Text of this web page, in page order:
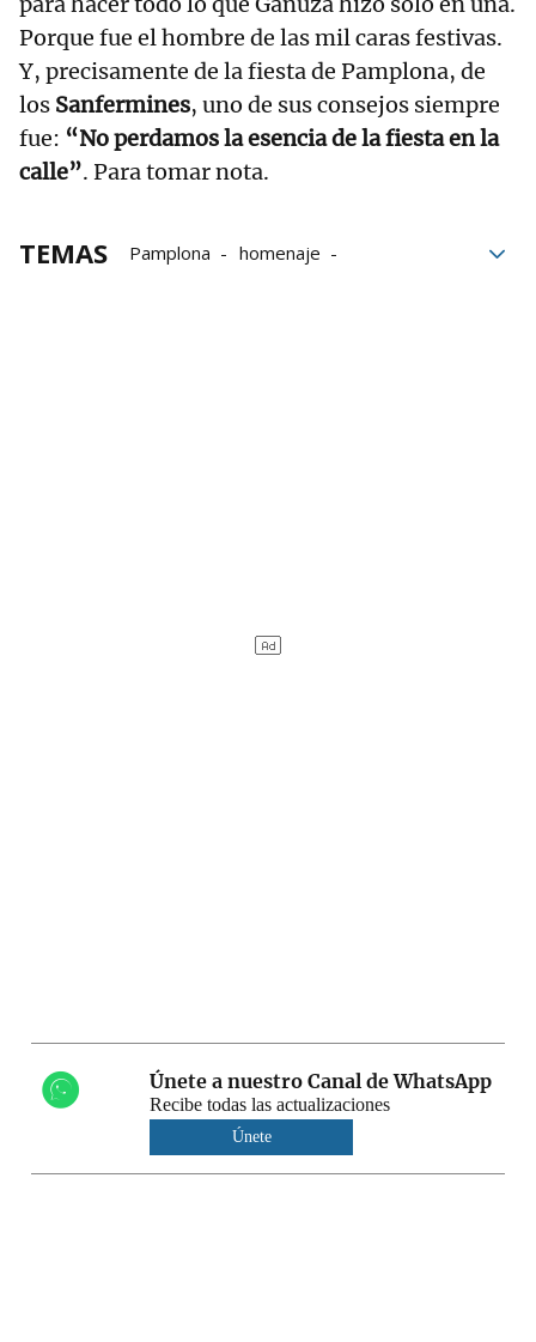
Porque fue el hombre de las mil caras festivas.
Y, precisamente de la fiesta de Pamplona, de
los Sanfermines, uno de sus consejos siempre
fue: “No perdamos la esencia de la fiesta en la
calle”. Para tomar nota.
TEMAS Pamplona
homenaje
Únete a nuestro Canal de WhatsApp
Recibe todas las actualizaciones
Únete